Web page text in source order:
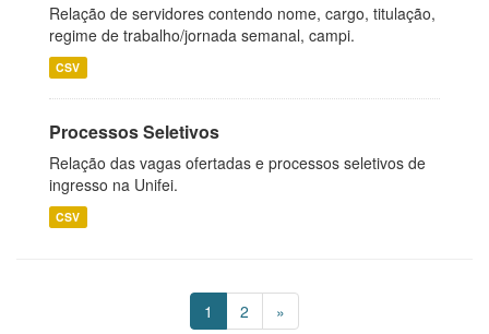
Relação de servidores contendo nome, cargo, titulação,
regime de trabalho/jornada semanal, campi.
CSV
Processos Seletivos
Relação das vagas ofertadas e processos seletivos de
ingresso na Unifei.
CSV
1 2 »